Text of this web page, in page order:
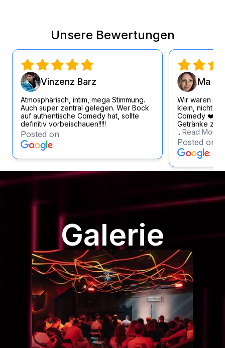
Unsere Bewertungen
Vinzenz Barz
Atmosphärisch, intim, mega Stimmung.
Auch super zentral gelegen. Wer Bock
auf authentische Comedy hat, sollte
definitiv vorbeischauen!!!!!
Posted on
Ma Si
Wir waren
klein, nicht zu
Comedy ❤️
Getränke
.. Read More
Posted on
Galerie